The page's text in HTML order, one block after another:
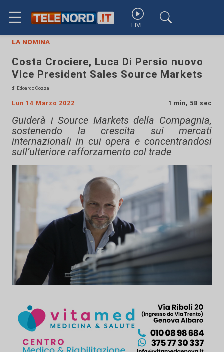
☰ LIVE
la nomina
Costa Crociere, Luca Di Persio nuovo
Vice President Sales Source Markets
di Edoardo Cozza
Lun 14 Marzo 2022 1 min, 58 sec
Guiderà i Source Markets della Compagnia,
sostenendo la crescita sui mercati
internazionali in cui opera e concentrandosi
sull’ulteriore rafforzamento col trade